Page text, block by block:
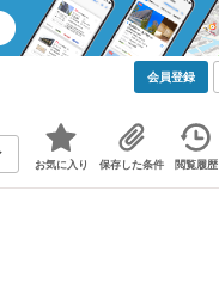
会員登録
お気に入り 保存した条件 閲覧履歴